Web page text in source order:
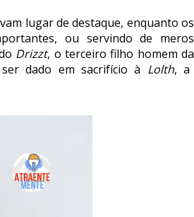
lugar de destaque, enquanto os
ou servindo de meros
Drizzt, o terceiro filho homem da
dado em sacrifício à Lolth, a